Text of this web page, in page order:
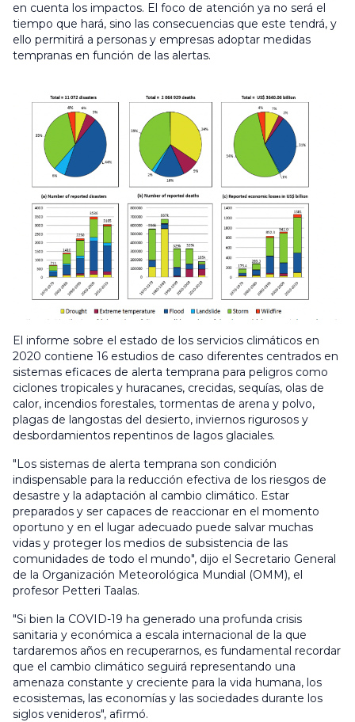
en cuenta los impactos. El foco de atención ya no será el
tiempo que hará, sino las consecuencias que este tendrá, y
ello permitirá a personas y empresas adoptar medidas
tempranas en función de las alertas.
El informe sobre el estado de los servicios climáticos en
2020 contiene 16 estudios de caso diferentes centrados en
sistemas eficaces de alerta temprana para peligros como
ciclones tropicales y huracanes, crecidas, sequías, olas de
calor, incendios forestales, tormentas de arena y polvo,
plagas de langostas del desierto, inviernos rigurosos y
desbordamientos repentinos de lagos glaciales.
"Los sistemas de alerta temprana son condición
indispensable para la reducción efectiva de los riesgos de
desastre y la adaptación al cambio climático. Estar
preparados y ser capaces de reaccionar en el momento
oportuno y en el lugar adecuado puede salvar muchas
vidas y proteger los medios de subsistencia de las
comunidades de todo el mundo", dijo el Secretario General
de la Organización Meteorológica Mundial (OMM), el
profesor Petteri Taalas.
"Si bien la COVID-19 ha generado una profunda crisis
sanitaria y económica a escala internacional de la que
tardaremos años en recuperarnos, es fundamental recordar
que el cambio climático seguirá representando una
amenaza constante y creciente para la vida humana, los
ecosistemas, las economías y las sociedades durante los
siglos venideros", afirmó.